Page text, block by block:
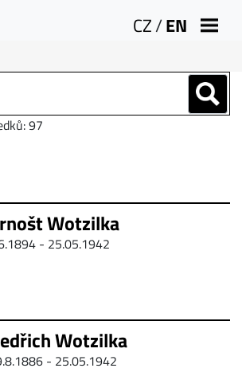
CZ/EN
97
Wotzilka
- 25.05.1942
Wotzilka
- 25.05.1942